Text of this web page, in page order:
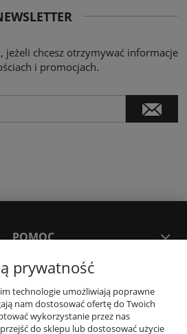
jeżeli chcesz otrzymywać informacje
i promocjach.
POMOC
KONTO
I DOSTAWA
prywatność
technologie umożliwiają poprawne
nam dostosować ofertę do Twoich
wykorzystanie przez nas
do sklepu lub dostosować użycie